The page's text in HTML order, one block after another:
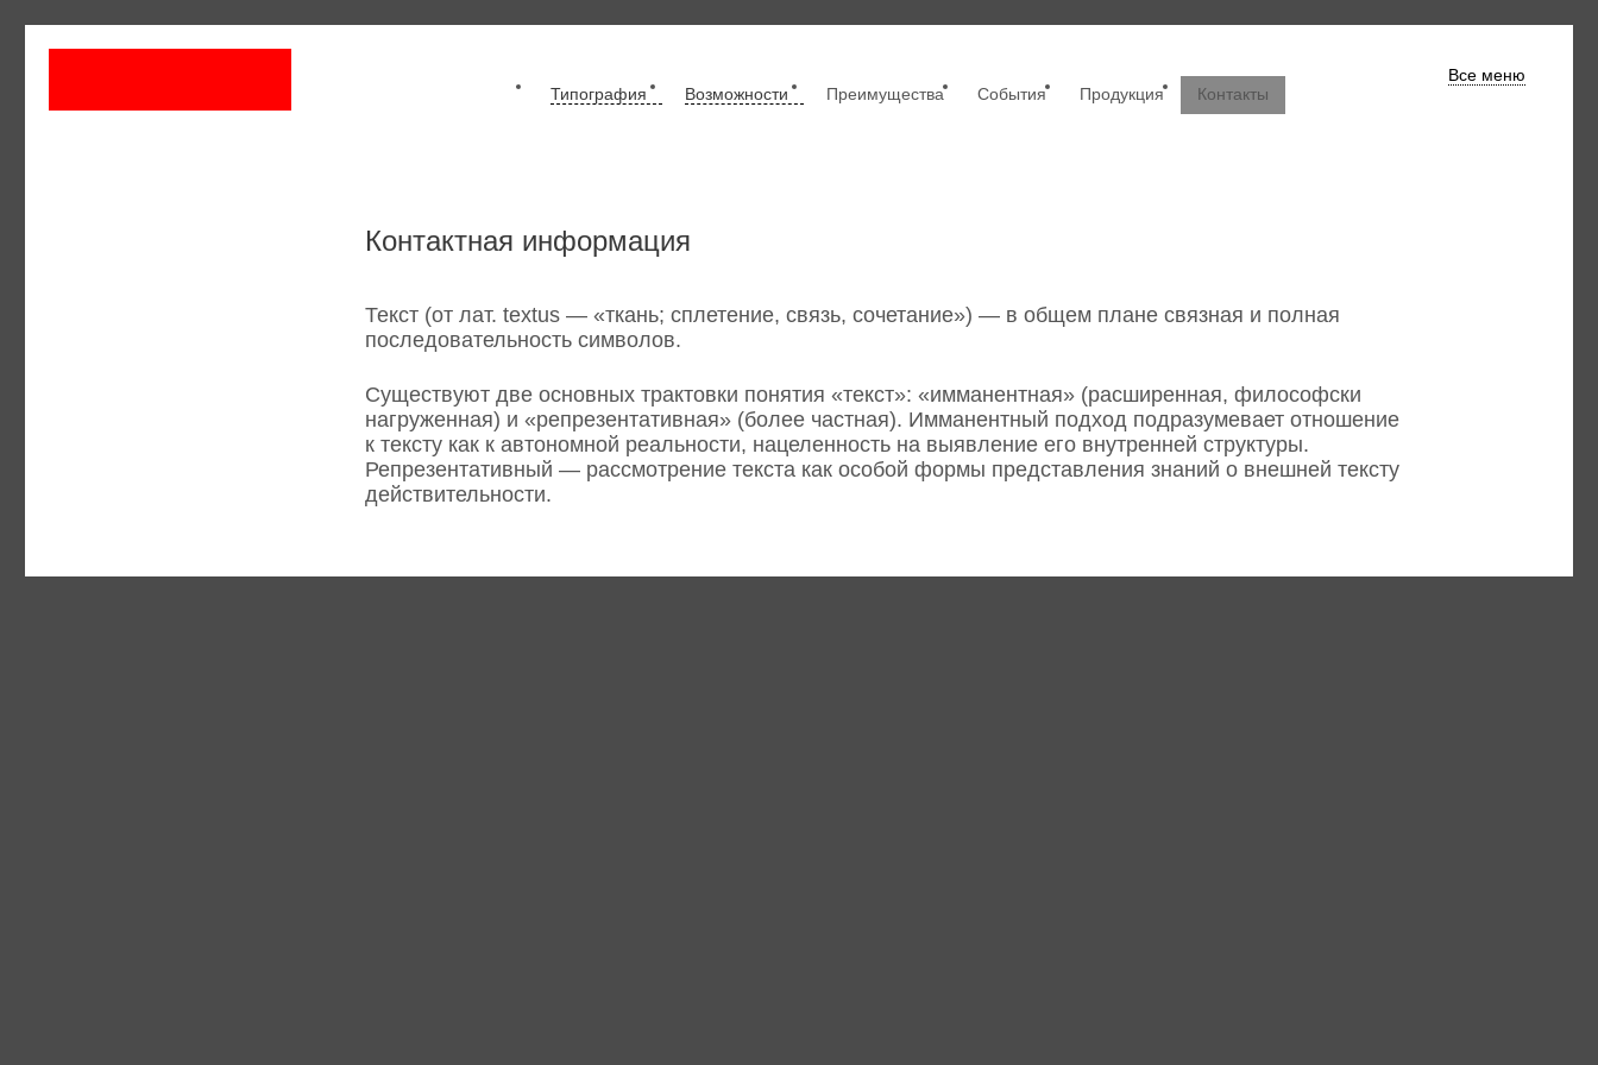
Типография Возможности Преимущества События Продукция Контакты
Все меню
Контактная информация
Текст (от лат. textus — «ткань; сплетение, связь, сочетание») — в общем плане связная и полная
последовательность символов.
Существуют две основных трактовки понятия «текст»: «имманентная» (расширенная, философски
нагруженная) и «репрезентативная» (более частная). Имманентный подход подразумевает отношение
к тексту как к автономной реальности, нацеленность на выявление его внутренней структуры.
Репрезентативный — рассмотрение текста как особой формы представления знаний о внешней тексту
действительности.